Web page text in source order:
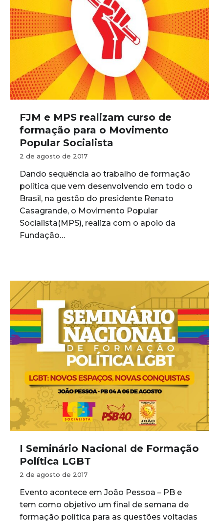
FJM e MPS realizam curso de
formação para o Movimento
Popular Socialista
2 de agosto de 2017
Dando sequência ao trabalho de formação
política que vem desenvolvendo em todo o
Brasil, na gestão do presidente Renato
Casagrande, o Movimento Popular
Socialista(MPS), realiza com o apoio da
Fundação…
I Seminário Nacional de Formação
Política LGBT
2 de agosto de 2017
Evento acontece em João Pessoa – PB e
tem como objetivo um final de semana de
formação política para as questões voltadas